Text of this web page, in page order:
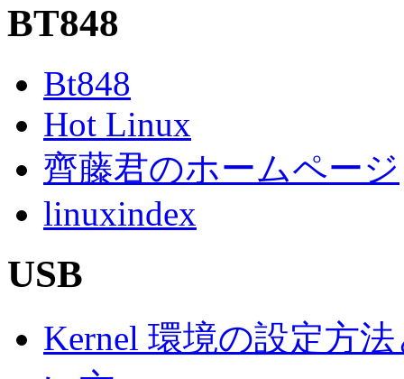
BT848
Bt848
Hot Linux
齊藤君のホームページ
linuxindex
USB
Kernel 環境の設定方